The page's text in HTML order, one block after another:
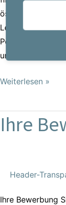
österreichischer
um die
Weiterlesen »
Ihre
Header-
Ihre Bewerbung
Ihre
Bewerbung